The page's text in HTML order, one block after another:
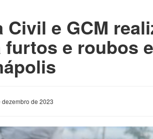
Civil e GCM
e roubos
de 2023